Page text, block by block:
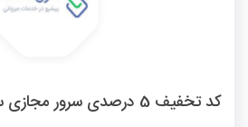
کد تخفیف 5 درصدی سرور مجازی سون هاست